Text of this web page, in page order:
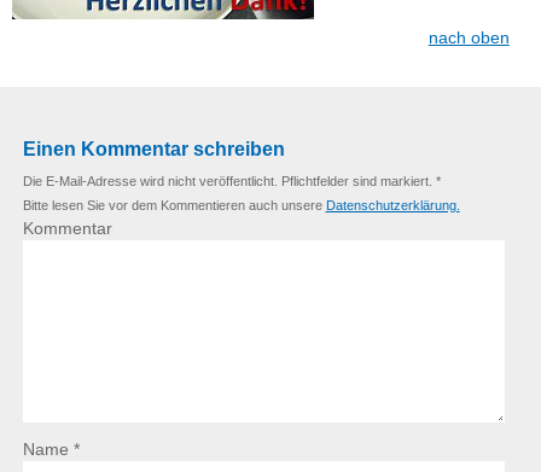
nach oben
Einen Kommentar schreiben
Die E-Mail-Adresse wird nicht veröffentlicht. Pflichtfelder sind markiert. *
Bitte lesen Sie vor dem Kommentieren auch unsere Datenschutzerklärung.
Kommentar
Name *